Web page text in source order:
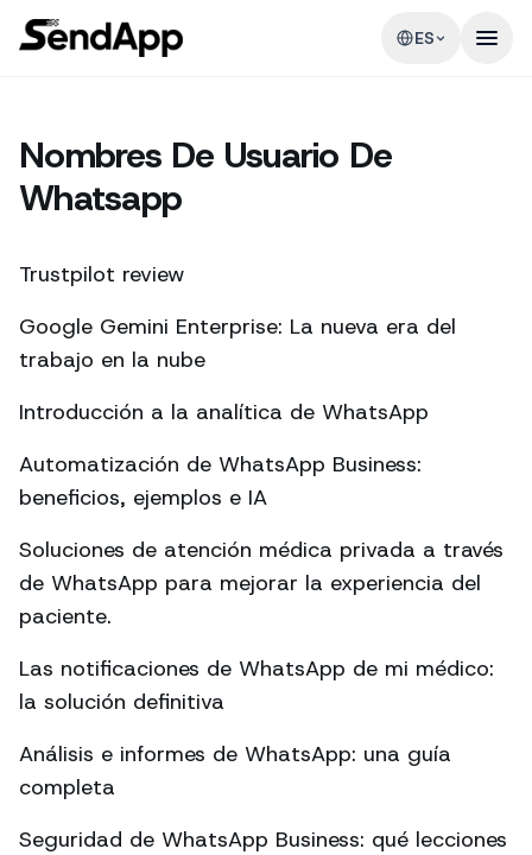
ES
Nombres De Usuario De
Whatsapp
Trustpilot review
Google Gemini Enterprise: La nueva era del
trabajo en la nube
Introducción a la analítica de WhatsApp
Automatización de WhatsApp Business:
beneficios, ejemplos e IA
Soluciones de atención médica privada a través
de WhatsApp para mejorar la experiencia del
paciente.
Las notificaciones de WhatsApp de mi médico:
la solución definitiva
Análisis e informes de WhatsApp: una guía
completa
Seguridad de WhatsApp Business: qué lecciones